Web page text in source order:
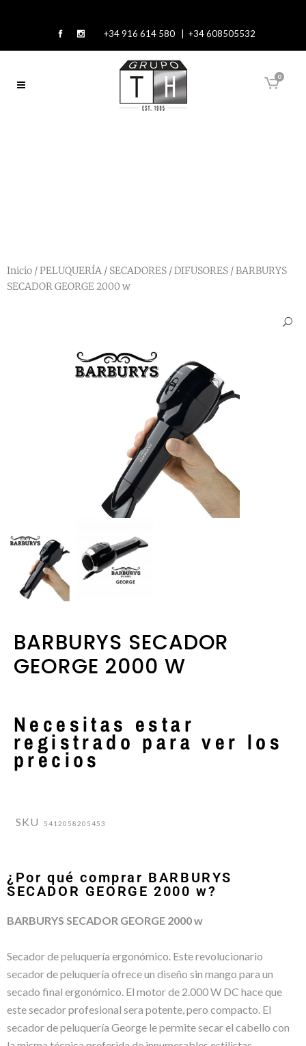
+34 916 614 580 | +34 608505532
0
Inicio /PELUQUERÍA / SECADORES / DIFUSORES / BARBURYS
SECADOR GEORGE 2000 w
BARBURYS SECADOR
GEORGE 2000 W
Necesitas estar
registrado para ver los
precios
SKU 5412058205453
¿Por qué comprar BARBURYS
SECADOR GEORGE 2000 w?
BARBURYS SECADOR GEORGE 2000 w
Secador de peluquería ergonómico. Este revolucionario
secador de peluquería ofrece un diseño sin mango para un
secado final ergonómico. El motor de 2.000 W DC hace que
este secador profesional sera potente, pero compacto. El
secador de peluquería George le permite secar el cabello con